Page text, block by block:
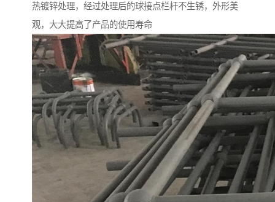
热镀锌处理，经过处理后的球接点栏杆不生锈，外形美
观，大大提高了产品的使用寿命